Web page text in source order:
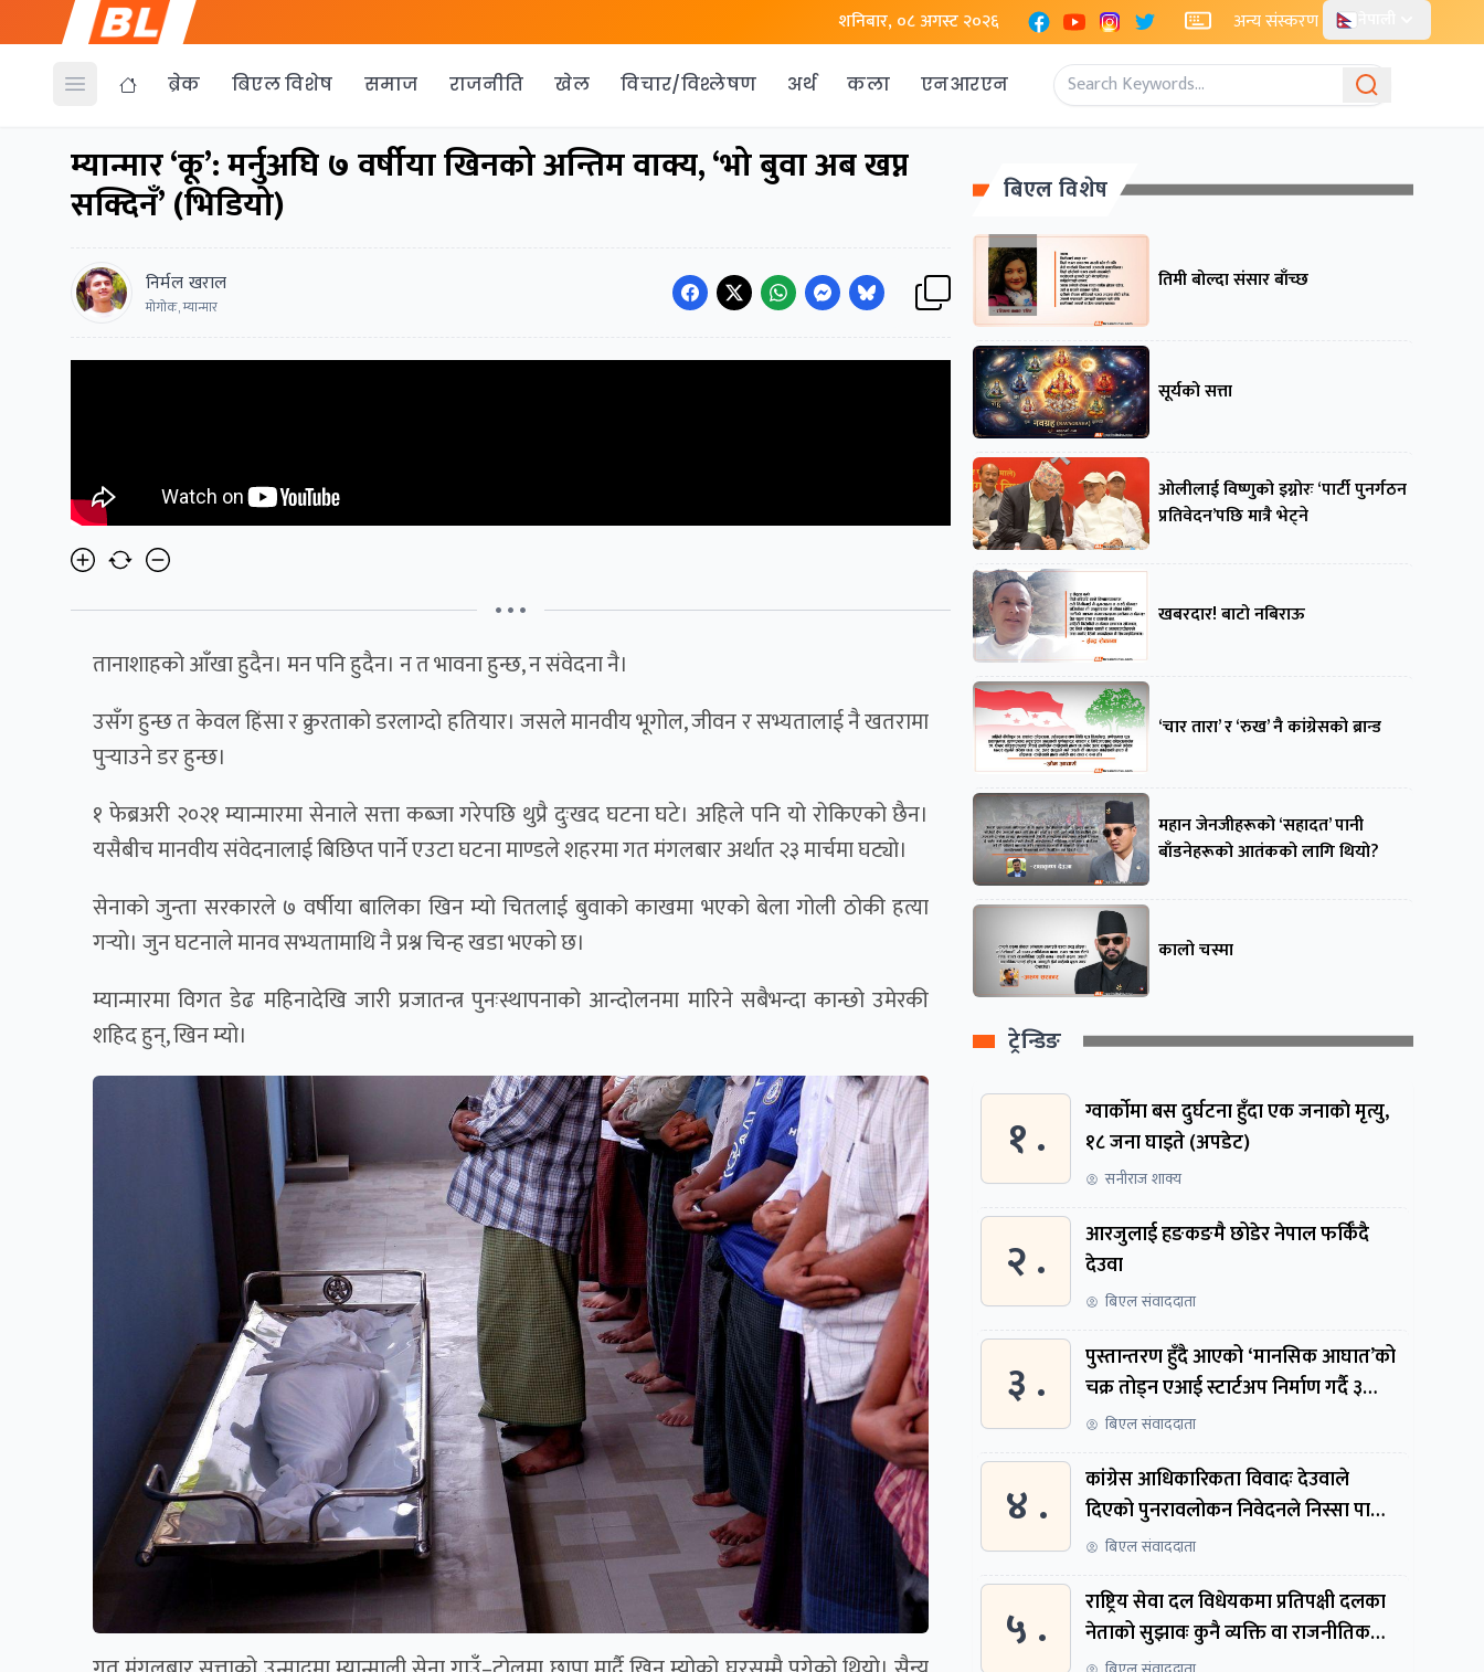
शनिबार, ०८ अगस्ट २०२६ FacebookYouTubeInstagram
X अन्य संस्करण
Open menu ब्रेक बिएल विशेष समाज राजनीति खेल विचार/विश्लेषण अर्थ कला एनआरएन
म्यान्मार ‘कू’: मर्नुअघि ७ वर्षीया खिनको अन्तिम वाक्य, ‘भो बुवा अब खप्न
सक्दिनँ’ (भिडियो)
निर्मल खराल
मोगोक, म्यान्मार
• • •
तानाशाहको आँखा हुदैन। मन पनि हुदैन। न त भावना हुन्छ, न संवेदना नै।
उसँग हुन्छ त केवल हिंसा र क्रुरताको डरलाग्दो हतियार। जसले मानवीय भूगोल, जीवन र सभ्यतालाई नै खतरामा
पुर्‍याउने डर हुन्छ।
१ फेब्रअरी २०२१ म्यान्मारमा सेनाले सत्ता कब्जा गरेपछि थुप्रै दुःखद घटना घटे। अहिले पनि यो रोकिएको छैन।
यसैबीच मानवीय संवेदनालाई बिछिप्त पार्ने एउटा घटना माण्डले शहरमा गत मंगलबार अर्थात २३ मार्चमा घट्यो।
सेनाको जुन्ता सरकारले ७ वर्षीया बालिका खिन म्यो चितलाई बुवाको काखमा भएको बेला गोली ठोकी हत्या
गर्‍यो। जुन घटनाले मानव सभ्यतामाथि नै प्रश्न चिन्ह खडा भएको छ।
म्यान्मारमा विगत डेढ महिनादेखि जारी प्रजातन्त्र पुनःस्थापनाको आन्दोलनमा मारिने सबैभन्दा कान्छो उमेरकी
शहिद हुन्, खिन म्यो।
बिएल विशेष
तिमी बोल्दा संसार बाँच्छ
सूर्यको सत्ता
ओलीलाई विष्णुको इग्नोरः ‘पार्टी पुनर्गठन
प्रतिवेदन’पछि मात्रै भेट्ने
खबरदार! बाटो नबिराऊ
‘चार तारा’ र ‘रुख’ नै कांग्रेसको ब्रान्ड
महान जेनजीहरूको ‘सहादत’ पानी
बाँडनेहरूको आतंकको लागि थियो?
कालो चस्मा
ट्रेन्डिङ
१ .
ग्वार्काेमा बस दुर्घटना हुँदा एक जनाकाे मृत्यु,
१८ जना घाइते (अपडेट)
सनीराज शाक्य
२ .
आरजुलाई हङकङमै छोडेर नेपाल फर्किँदै
देउवा
बिएल संवाददाता
३ .
पुस्तान्तरण हुँदै आएको ‘मानसिक आघात’को
चक्र तोड्न एआई स्टार्टअप निर्माण गर्दै ३
नेपाली
बिएल संवाददाता
४ .
कांग्रेस आधिकारिकता विवादः देउवाले
दिएको पुनरावलोकन निवेदनले निस्सा पायो,
फेरि सुरुदेखि सुनुवाइ हुने
बिएल संवाददाता
५ .
राष्ट्रिय सेवा दल विधेयकमा प्रतिपक्षी दलका
नेताको सुझावः कुनै व्यक्ति वा राजनीतिक
नेतृत्वबाट निर्देशित हुने संस्था नबनोस्